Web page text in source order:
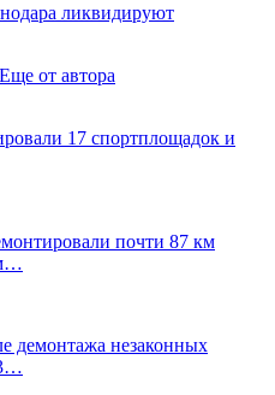
ликвидируют
Еще от автора
17 спортплощадок и
почти 87 км
демонтажа незаконных